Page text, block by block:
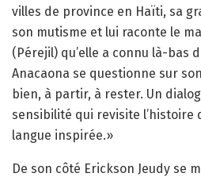
villes de province en Haïti, sa
son mutisme et lui raconte le
(Pérejil) qu’elle a connu là-bas
Anacaona se questionne sur
bien, à partir, à rester. Un
sensibilité qui revisite l’histoire
langue inspirée.»
De son côté Erickson Jeudy se